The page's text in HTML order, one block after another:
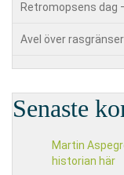
Retromopsens dag
Avel över
Senaste
Martin
historian här